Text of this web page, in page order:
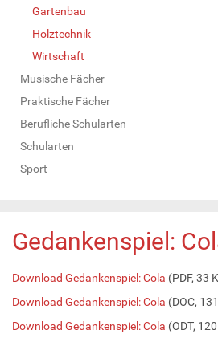
Gartenbau
Holztechnik
Wirtschaft
Musische Fächer
Praktische Fächer
Berufliche Schularten
Schularten
Sport
Gedankenspiel:
Download Gedankenspiel: Cola (PDF, 33
Download Gedankenspiel: Cola (DOC,
Download Gedankenspiel: Cola (ODT,